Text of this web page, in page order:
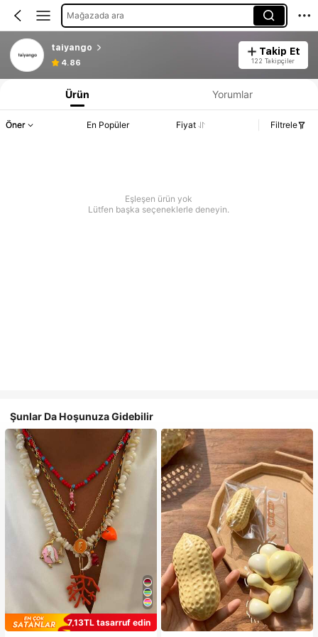
Mağazada ara
taiyango
4.86
Takip Et
122 Takipçiler
Ürün Yorumlar
Öner En Popüler Fiyat Filtrele
Eşleşen ürün yok
Lütfen başka seçeneklerle deneyin.
Şunlar Da Hoşunuza Gidebilir
7,13TL tasarruf edin